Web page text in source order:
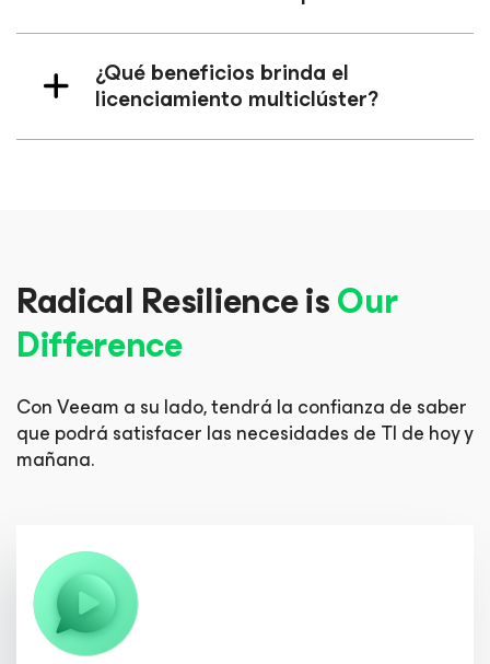
¿Qué beneficios brinda el
licenciamiento multiclúster?
Radical Resilience isOur
Difference
Con Veeam a su lado, tendrá la confianza de saber
que podrá satisfacer las necesidades de TI de hoy y
mañana.